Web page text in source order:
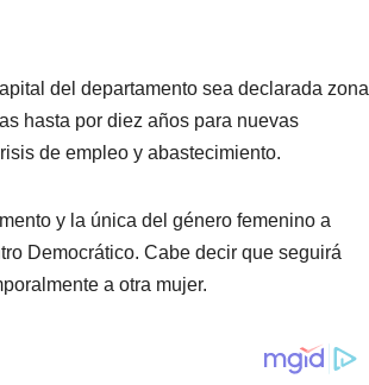
del departamento sea declarada zona
hasta por diez años para nuevas
de empleo y abastecimiento.
y la única del género femenino a
Democrático. Cabe decir que seguirá
a otra mujer.